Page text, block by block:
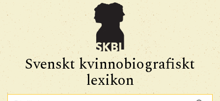
Svenskt kvinnobiografiskt
lexikon